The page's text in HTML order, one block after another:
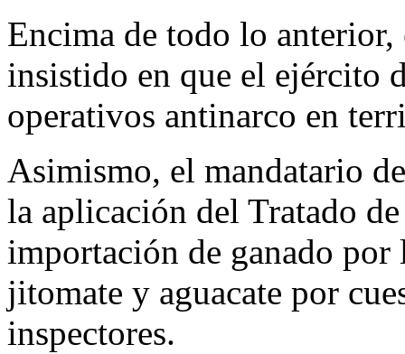
Encima de todo lo
insistido en que el ejército
operativos antinarco en
Asimismo, el mandatario
la aplicación del Tratado
importación de ganado
jitomate y aguacate por
inspectores.